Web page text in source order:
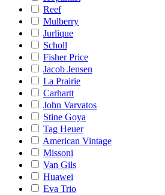
Reef
Mulberry
Jurlique
Scholl
Fisher Price
Jacob Jensen
La Prairie
Carhartt
John Varvatos
Stine Goya
Tag Heuer
American Vintage
Missoni
Van Gils
Huawei
Eva Trio